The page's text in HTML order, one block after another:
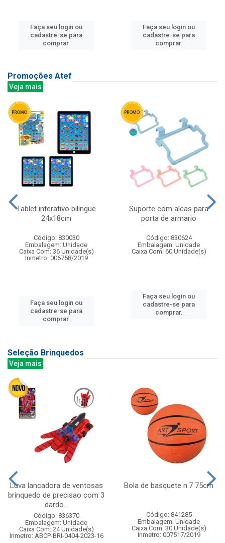
Faça seu login ou
cadastre-se para
comprar.
Faça seu login ou
cadastre-se para
comprar.
Promoções Atef
Veja mais
Tablet interativo bilingue
24x18cm
Código: 830030
Embalagem: Unidade
Caixa Com: 36 Unidade(s)
Inmetro: 006758/2019
Faça seu login ou
cadastre-se para
comprar.
Suporte com alcas para
porta de armario
Código: 830624
Embalagem: Unidade
Caixa Com: 60 Unidade(s)
Faça seu login ou
cadastre-se para
comprar.
Seleção Brinquedos
Veja mais
Luva lancadora de ventosas
brinquedo de precisao com 3
dardo...
Código: 836370
Embalagem: Unidade
Caixa Com: 24 Unidade(s)
Inmetro: ABCP-BRI-0404-2023-16
Bola de basquete n.7 75cm
Código: 841285
Embalagem: Unidade
Caixa Com: 30 Unidade(s)
Inmetro: 007517/2019